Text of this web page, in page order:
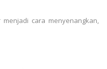
cara menyenangkan,